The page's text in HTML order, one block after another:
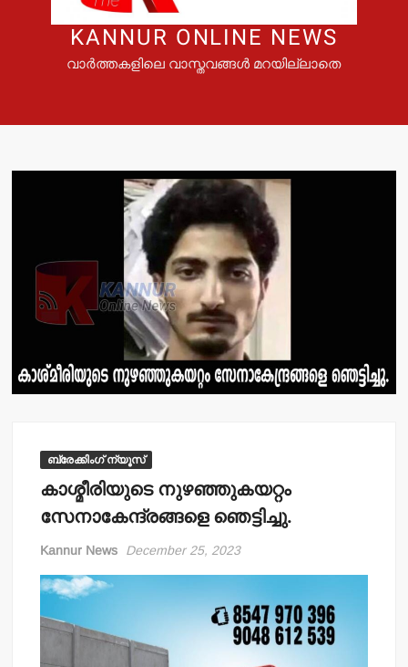
KANNUR ONLINE NEWS
വാർത്തകളിലെ വാസ്തവങ്ങൾ മറയില്ലാതെ
ബ്രേക്കിംഗ് ന്യൂസ്
കാശ്മീരിയുടെ നുഴഞ്ഞുകയറ്റം
സേനാകേന്ദ്രങ്ങളെ ഞെട്ടിച്ചു.
Kannur News December 25, 2023